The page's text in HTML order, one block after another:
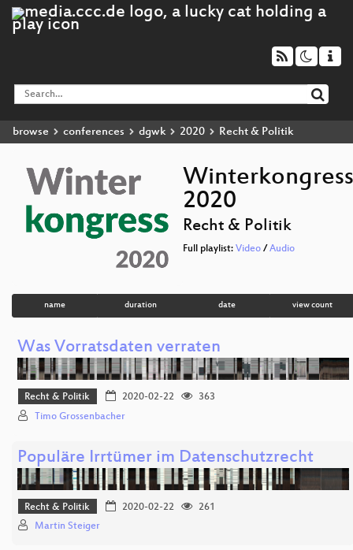
browse conferences dgwk 2020 Recht & Politik
2020
Recht & Politik
Full playlist:Video /Audio
name duration date view count
Was Vorratsdaten verraten
Recht & Politik 2020-02-22
363
Timo Grossenbacher
Populäre Irrtümer im Datenschutzrecht
Recht & Politik 2020-02-22
261
Martin Steiger